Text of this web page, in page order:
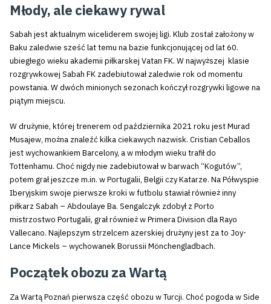
Młody, ale ciekawy rywal
Sabah jest aktualnym wiceliderem swojej ligi. Klub został założony w
Baku zaledwie sześć lat temu na bazie funkcjonującej od lat 60.
ubiegłego wieku akademii piłkarskej Vatan FK. W najwyższej klasie
rozgrywkowej Sabah FK zadebiutował zaledwie rok od momentu
powstania. W dwóch minionych sezonach kończył rozgrywki ligowe na
piątym miejscu.
W drużynie, której trenerem od października 2021 roku jest Murad
Musajew, można znaleźć kilka ciekawych nazwisk. Cristian Ceballos
jest wychowankiem Barcelony, a w młodym wieku trafił do
Tottenhamu. Choć nigdy nie zadebiutował w barwach “Kogutów”,
potem grał jeszcze m.in. w Portugalii, Belgii czy Katarze. Na Półwyspie
Iberyjskim swoje pierwsze kroki w futbolu stawiał również inny
piłkarz Sabah – Abdoulaye Ba. Sengalczyk zdobył z Porto
mistrzostwo Portugalii, grał również w Primera Division dla Rayo
Vallecano. Najlepszym strzelcem azerskiej drużyny jest za to Joy-
Lance Mickels – wychowanek Borussii Mönchengladbach.
Początek obozu za Wartą
Za Wartą Poznań pierwsza część obozu w Turcji. Choć pogoda w Side